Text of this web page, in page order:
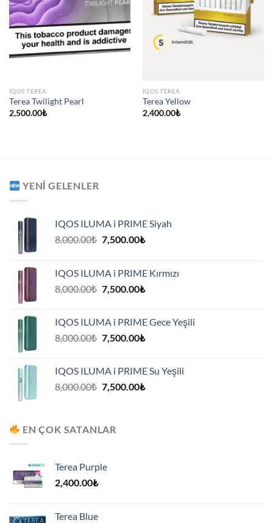
IQOS TEREA
Terea Twilight Pearl
2,500.00₺
IQOS TEREA
Terea Yellow
2,400.00₺
YENI GELENLER
IQOS ILUMA i PRIME Siyah
8,000.00₺ Orijinal
7,500.00₺Şu
7,500.00₺.
IQOS ILUMA i PRIME Kırmızı
8,000.00₺ Orijinal
7,500.00₺Şu
7,500.00₺.
IQOS ILUMA i PRIME Gece Yeşili
8,000.00₺ Orijinal
7,500.00₺Şu
7,500.00₺.
IQOS ILUMA i PRIME Su Yeşili
8,000.00₺ Orijinal
7,500.00₺Şu
EN ÇOK SATANLAR
Terea Purple
2,400.00₺
Terea Blue